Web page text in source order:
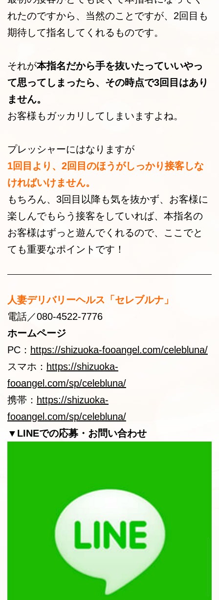
れたのですから、当然のことですが、2回目も
期待して指名してくれるものです。
それが本指名だから手を抜いたっていいやっ
て思ってしまったら、その時点で3回目はあり
ません。
お客様もガッカリしてしまいますよね。
プレッシャーにはなりますが
1回目より、2回目のほうがしっかり接客しな
ければいけません。
もちろん、3回目以降も気を抜かず、お客様に
楽しんでもらう接客をしていれば、本指名の
お客様はずっと遊んでくれるので、ここでと
ても重要なポイントです！
人妻デリバリーヘルス「セレブルナ」
電話／080-4522-7776
ホームページ
PC： https://shizuoka-fooangel.com/celebluna/
スマホ： https://shizuoka-
fooangel.com/sp/celebluna/
携帯： https://shizuoka-
fooangel.com/sp/celebluna/
▼LINEでの応募・お問い合わせ